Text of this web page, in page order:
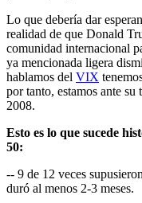
Lo que debería dar
realidad de que Donald
comunidad internacional
ya mencionada ligera
hablamos del VIX
por tanto, estamos ante
2008.
Esto es lo que sucede
50:
-- 9 de 12 veces
duró al menos 2-3 meses.